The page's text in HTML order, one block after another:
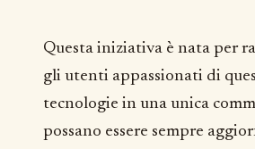
Questa iniziativa è nata per
gli utenti appassionati di
tecnologie in una unica
possano essere sempre